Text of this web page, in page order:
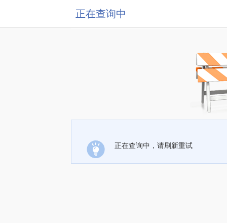
正在查询中
正在查询中，请刷新重试